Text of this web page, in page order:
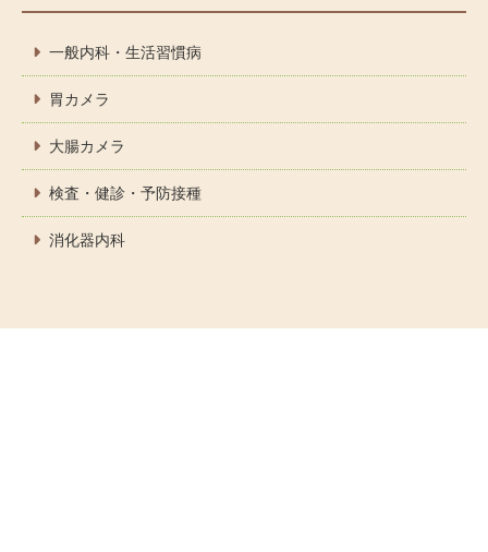
一般内科・生活習慣病
胃カメラ
大腸カメラ
検査・健診・予防接種
消化器内科